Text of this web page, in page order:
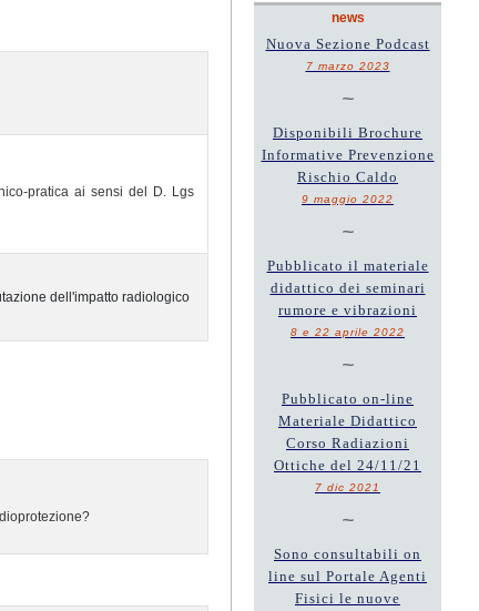
pratica ai sensi del D. Lgs
dell'impatto radiologico
news
Nuova Sezione Podcast
7 marzo 2023
~
Disponibili Brochure
Informative Prevenzione
Rischio Caldo
9 maggio 2022
~
Pubblicato il materiale
didattico dei seminari
rumore e vibrazioni
8 e 22 aprile 2022
~
Pubblicato on-line
Materiale Didattico
Corso Radiazioni
Ottiche del 24/11/21
7 dic 2021
~
Sono consultabili on
line sul Portale Agenti
Fisici le nuove